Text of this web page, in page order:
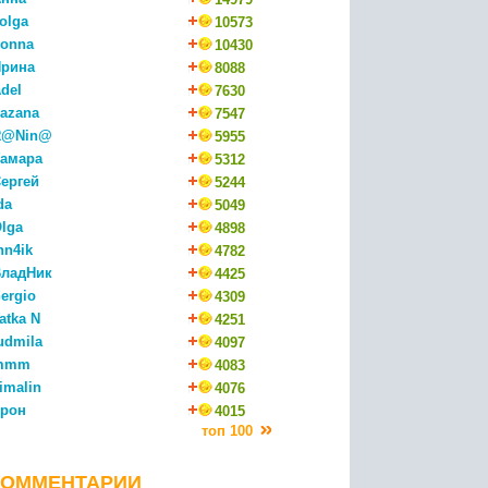
10573
10430
8088
7630
7547
5955
5312
5244
5049
4898
4782
4425
4309
N
4251
4097
4083
4076
4015
топ 100